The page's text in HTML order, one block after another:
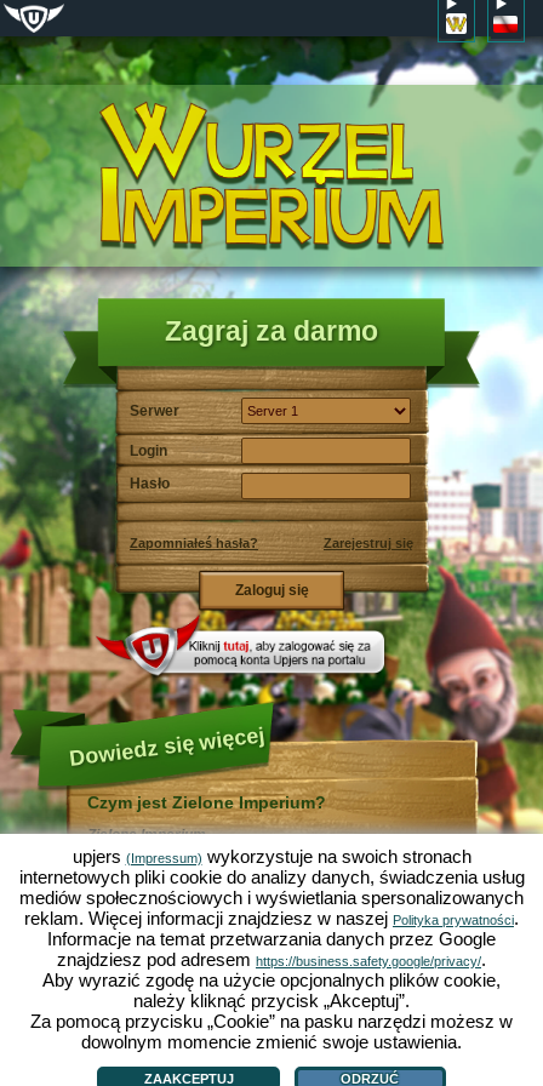
Zagraj za darmo
Serwer
Login
Hasło
Zapomniałeś hasła? Zarejestruj się
Dowiedz się więcej
Czym jest Zielone Imperium?
Zielone Imperium ...
... jest zabawną symulacją ekonomiczną, w której
wszystko odbywa się w mikrokosmosie ogrodu. Jako
bezpłatna gra online działa całkowicie w Twojej
przeglądarce bez konieczności jej instalowania i
pomocy dodatkowego oprogramowania!
Zlecając pracę skrzętnym krasnalom ogrodowym
będziesz mógł stworzyć swój własny mały Rajski
Ogród. Siać, sadzić, zbierać plony, handlować z innymi
graczami, czy też ulepszać metody uprawy? Sałata,
marchewka, truskawki, szpinak czy też cebula? Zależy
od Ciebie, które warzywa, kwiaty lub owoce chcesz
uprawiać. Odwiedź przyjazne miastaZieloną Dolinęi
Działkowo
, by handlować z innymi graczami, kupować
nowe rośliny i ozdoby do Twojego ogrodu, a także
Czym jest Zielone Imperium? |Historia|ZI oferuje|Zasady gry|
Zarządzaj ciasteczkami
upjers (Impressum) wykorzystuje na swoich stronach
internetowych pliki cookie do analizy danych, świadczenia usług
mediów społecznościowych i wyświetlania spersonalizowanych
reklam. Więcej informacji znajdziesz w naszej Polityka prywatności.
Informacje na temat przetwarzania danych przez Google
znajdziesz pod adresem https://business.safety.google/privacy/.
Aby wyrazić zgodę na użycie opcjonalnych plików cookie,
należy kliknąć przycisk „Akceptuj”.
Za pomocą przycisku „Cookie” na pasku narzędzi możesz w
dowolnym momencie zmienić swoje ustawienia.
ZAAKCEPTUJ ODRZUĆ